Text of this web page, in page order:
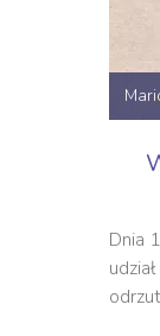
Dnia